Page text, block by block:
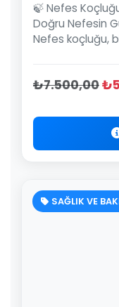
🍃 Nefes
Doğru Nefesin
Nefes koçluğu,
₺7.500,00
SAĞLIK VE